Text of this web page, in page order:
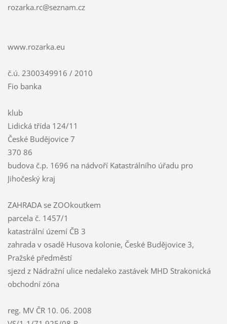
rozarka.rc@seznam.cz
www.rozarka.eu
č.ú. 2300349916 / 2010
Fio banka
klub
Lidická třída 124/11
České Budějovice 7
370 86
budova č.p. 1696 na nádvoří Katastrálního úřadu pro
Jihočeský kraj
ZAHRADA se ZOOkoutkem
parcela č. 1457/1
katastrální území ČB 3
zahrada v osadě Husova kolonie, České Budějovice 3,
Pražské předměstí
sjezd z Nádražní ulice nedaleko zastávek MHD Strakonická
obchodní zóna
reg. MV ČR 10. 06. 2008